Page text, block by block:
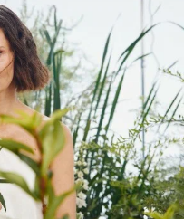
АЭЛИТА»-2020
дороги: перец
смесь 16
С улицы ёлочку
острые
уже
окошко, поскольку
развиваться на